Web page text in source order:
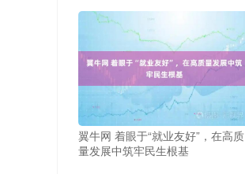
翼牛网 着眼于“就业友好”，在高质
量发展中筑牢民生根基